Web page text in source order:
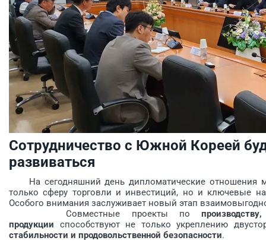
Сотрудничество с Южной Кореей
развиваться
На сегодняшний день дипломатические отношения
только сферу торговли и инвестиций, но и ключевые
Особого внимания заслуживает новый этап
Совместные проекты по
продукции способствуют не только укреплению
стабильности и продовольственной безопасности.